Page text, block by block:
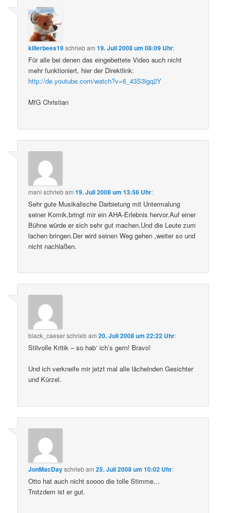
killerbees19schriebam19. Juli 2008 um 08:09 Uhr:
Für alle bei denen das eingebettete Video auch nicht
mehr funktioniert, hier der Direktlink:
http://de.youtube.com/watch?v=6_43S3lgq2Y
MfG Christian
mani schriebam19. Juli 2008 um 13:56 Uhr:
Sehr gute Musikalische Darbietung mit Untermalung
seiner Komik,bringt mir ein AHA-Erlebnis hervor.Auf einer
Bühne würde er sich sehr gut machen.Und die Leute zum
lachen bringen.Der wird seinen Weg gehen ,weiter so und
nicht nachlaßen.
black_caeserschriebam20. Juli 2008 um 22:22 Uhr:
Stilvolle Kritik – so hab‘ ich’s gern! Bravo!
Und ich verkneife mir jetzt mal alle lächelnden Gesichter
und Kürzel.
JonMacDayschriebam25. Juli 2008 um 10:02 Uhr:
Otto hat auch nicht soooo die tolle Stimme…
Trotzdem ist er gut.